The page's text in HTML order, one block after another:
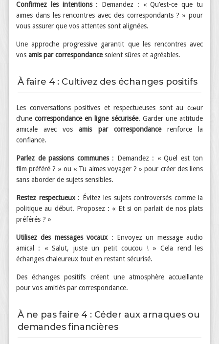
Confirmez les intentions: Demandez : « Qu’est-ce que tu
aimes dans les rencontres avec des correspondants ? » pour
vous assurer que vos attentes sont alignées.
Une approche progressive garantit que les rencontres avec
vos amis par correspondancesoient sûres et agréables.
À faire 4 : Cultivez des échanges positifs
Les conversations positives et respectueuses sont au cœur
d’unecorrespondance en ligne sécurisée. Garder une attitude
amicale avec vosamis par correspondancerenforce la
confiance.
Parlez de passions communes: Demandez : « Quel est ton
film préféré ? » ou « Tu aimes voyager ? » pour créer des liens
sans aborder de sujets sensibles.
Restez respectueux: Évitez les sujets controversés comme la
politique au début. Proposez : « Et si on parlait de nos plats
préférés ? »
Utilisez des messages vocaux: Envoyez un message audio
amical : « Salut, juste un petit coucou ! » Cela rend les
échanges chaleureux tout en restant sécurisé.
Des échanges positifs créent une atmosphère accueillante
pour vos amitiés par correspondance.
À ne pas faire 4 : Céder aux arnaques ou
demandes financières